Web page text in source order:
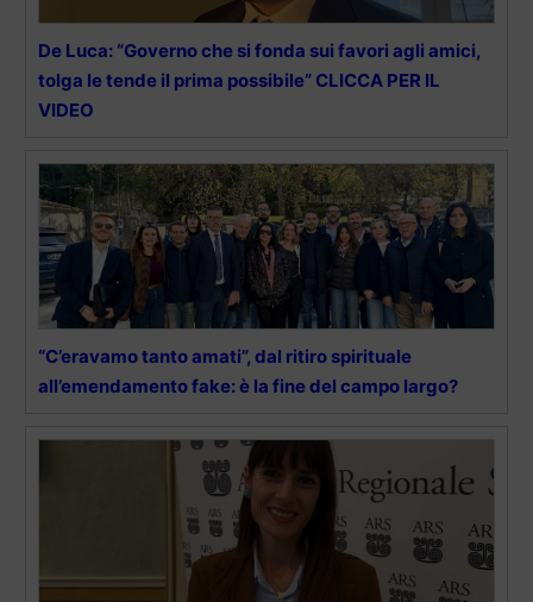
De Luca: “Governo che si fonda sui favori agli amici,
tolga le tende il prima possibile” CLICCA PER IL
VIDEO
“C’eravamo tanto amati”, dal ritiro spirituale
all’emendamento fake: è la fine del campo largo?